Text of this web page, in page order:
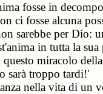
fosse in
ci fosse alcuna
sarebbe per Dio:
in tutta la
miracolo
sarà troppo tardi!'
nella vita di un